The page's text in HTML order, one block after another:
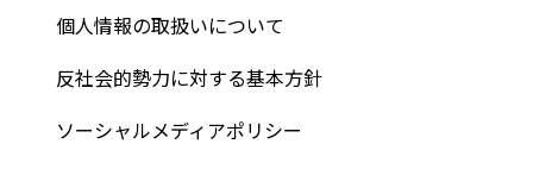
個人情報の取扱いについて
反社会的勢力に対する基本方針
ソーシャルメディアポリシー